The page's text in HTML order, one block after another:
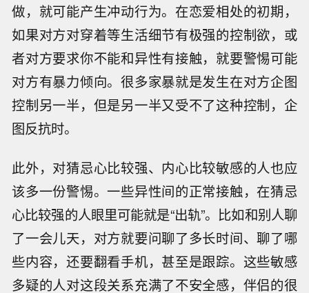
做，就可能产生冲动行为。在恋爱相处的初期，
如果对方对穿着等生活细节有极强的控制欲，或
者对方要求你不能和异性有接触，就要警惕可能
对方有暴力倾向。很多家暴就是发生在对方企图
控制另一半，但是另一半又受不了这种控制，企
图反抗时。
此外，对猜忌心比较强、内心比较敏感的人也应
该多一份警惕。一些异性间的正常接触，在猜忌
心比较强的人眼里可能就是“出轨”。比如和别人聊
了一会儿天，对方就要问聊了多长时间、聊了哪
些内容，还要翻看手机，甚至是跟踪。这些敏感
多疑的人对这段关系充满了不安全感，伴侣的很